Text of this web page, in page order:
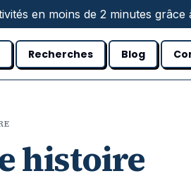
en moins de 2 minutes
Recherches Blog
histoire